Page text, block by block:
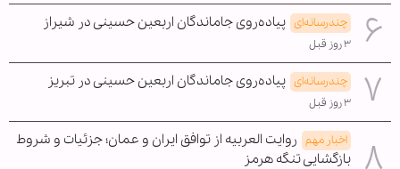
چندرسانه‌ای پیاده‌روی جاماندگان اربعین حسینی در شیراز
۳ روز قبل
چندرسانه‌ای پیاده‌روی جاماندگان اربعین حسینی در تبریز
۳ روز قبل
اخبار مهم روایت العربیه از توافق ایران و عمان؛ جزئیات و شروط
بازگشایی تنگه هرمز